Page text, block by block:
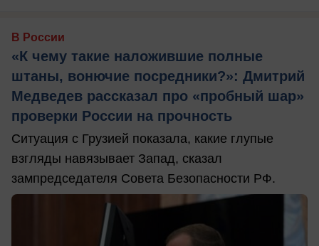
В России
«К чему такие наложившие полные
штаны, вонючие посредники?»: Дмитрий
Медведев рассказал про «пробный шар»
проверки России на прочность
Ситуация с Грузией показала, какие глупые
взгляды навязывает Запад, сказал
зампредседателя Совета Безопасности РФ.